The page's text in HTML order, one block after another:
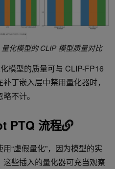
化模型的 CLIP 模型质量对比
模型的质量可与 CLIP-FP16
丁嵌入层中禁用量化器时，
不计。
PTQ 流程
“虚假量化”，因为模型的实
些插入的量化器可充当观察